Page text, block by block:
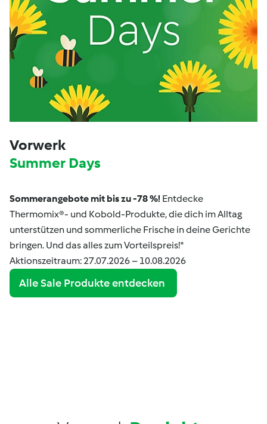
Vorwerk
Summer Days
Sommerangebote mit bis zu -78 %! Entdecke
Thermomix®- und Kobold-Produkte, die dich im Alltag
unterstützen und sommerliche Frische in deine Gerichte
bringen. Und das alles zum Vorteilspreis!*
Aktionszeitraum: 27.07.2026 – 10.08.2026
Alle Sale Produkte entdecken